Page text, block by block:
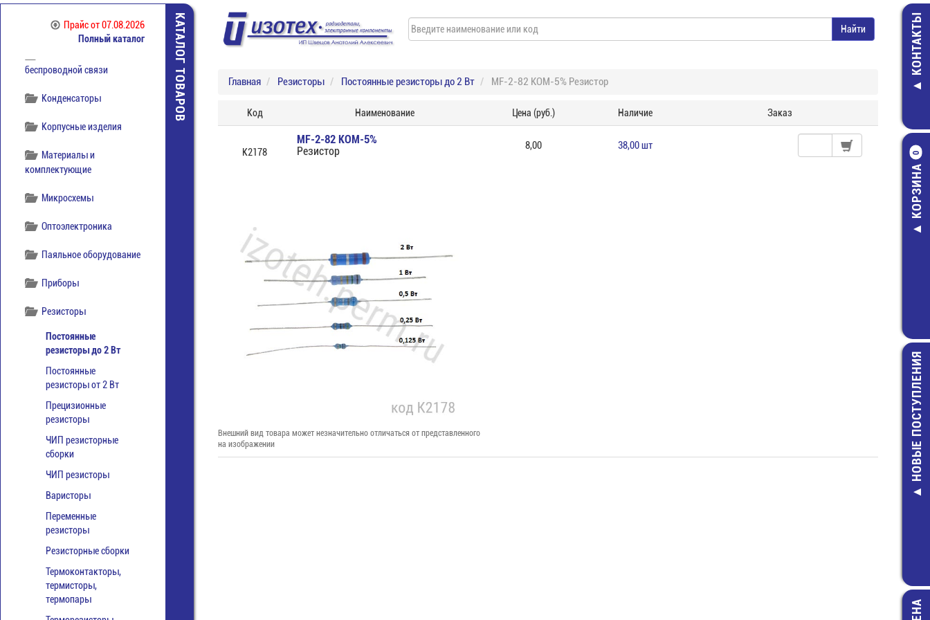
Прайсот 07.08.2026
Полный каталог
отечественная
беспроводной связи
Конденсаторы
Корпусные изделия
Материалы и
комплектующие
Микросхемы
Оптоэлектроника
Паяльное оборудование
Приборы
Резисторы
Постоянные
резисторы до 2 Вт
Постоянные
резисторы от 2 Вт
Прецизионные
резисторы
ЧИП резисторные
сборки
ЧИП резисторы
Варисторы
Переменные
резисторы
Резисторные сборки
Термоконтакторы,
термисторы,
термопары
КАТАЛОГ ТОВАРОВ КОНТАКТЫ
КОРЗИНА
0
RC2010JK-
2010-3,9
ЧИП
НОВЫЕ ПОСТУПЛЕНИЯ
Главная Резисторы Постоянные резисторы до 2 Вт MF-2-82 КОМ-5% Резистор
Код Наименование Цена (руб.) Наличие Заказ
К2178
MF-2-82 КОМ-5%
Резистор
8,00 38,00 шт
Внешний вид товара может незначительно отличаться от представленного
на изображении